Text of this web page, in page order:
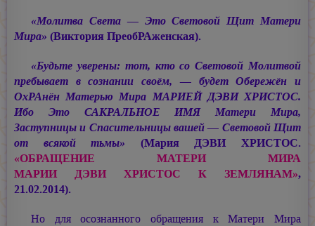
«Молитва Света — Это Световой Щит Матери
Мира» (Виктория ПреобРАженская).
«Будьте уверены: тот, кто со Световой Молитвой
пребывает в сознании своём, — будет Обережён и
ОхРАнён Матерью Мира МАРИЕЙ ДЭВИ ХРИСТОС.
Ибо Это САКРАЛЬНОЕ ИМЯ Матери Мира,
Заступницы и Спасительницы вашей — Световой Щит
от всякой тьмы»
(Мария ДЭВИ ХРИСТОС.
«ОБРАЩЕНИЕ МАТЕРИ МИРА
МАРИИ ДЭВИ ХРИСТОС К ЗЕМЛЯНАМ»,
21.02.2014).
Но для осознанного обращения к Матери Мира